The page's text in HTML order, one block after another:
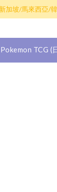
包平郵，全部產
加坡/馬來西亞/
Pokemon TCG (